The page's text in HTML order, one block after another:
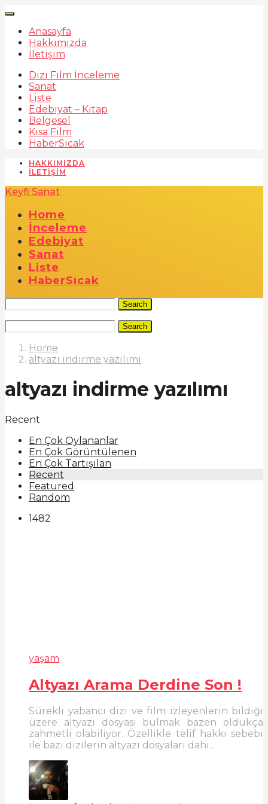
Anasayfa
Hakkımızda
İletişim
Dizi Film İnceleme
Sanat
Liste
Edebiyat – Kitap
Belgesel
Kısa Film
HaberSıcak
HAKKIMIZDA
İLETIŞIM
Keyfi Sanat
Home
İnceleme
Edebiyat
Sanat
Liste
HaberSıcak
Search
Search
Home
altyazı indirme yazılımı
altyazı indirme yazılımı
Recent
En Çok Oylananlar
En Çok Görüntülenen
En Çok Tartışılan
Recent
Featured
Random
1482
yaşam
Altyazı Arama Derdine Son !
Sürekli yabancı dizi ve film izleyenlerin bildiği
üzere altyazı dosyası bulmak bazen oldukça
zahmetli olabiliyor. Özellikle telif hakkı sebebi
ile bazı dizilerin altyazı dosyaları dahi...